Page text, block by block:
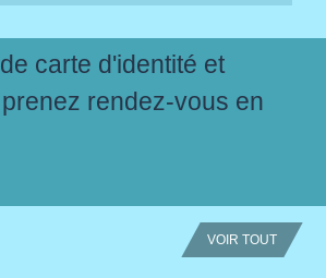
carte d'identité et
rendez-vous en
VOIR TOUT